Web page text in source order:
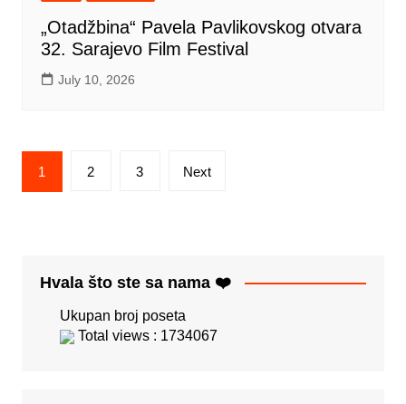
„Otadžbina“ Pavela Pavlikovskog otvara
32. Sarajevo Film Festival
July 10, 2026
Posts
pagination
1 2 3 Next
Hvala što ste sa nama ❤️
Ukupan broj poseta
Total views : 1734067